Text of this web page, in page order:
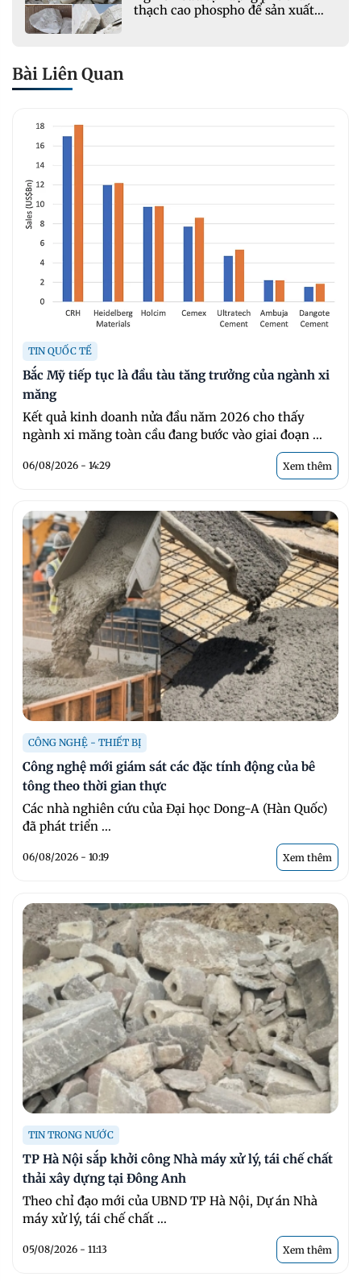
thạch cao phospho để sản xuất
Bài Liên Quan
TIN QUỐC TẾ
Bắc Mỹ tiếp tục là đầu tàu tăng trưởng của ngành xi
măng
Kết quả kinh doanh nửa đầu năm 2026 cho thấy
ngành xi măng toàn cầu đang bước vào giai đoạn ...
06/08/2026 - 14:29 Xem thêm
CÔNG NGHỆ - THIẾT BỊ
Công nghệ mới giám sát các đặc tính động của bê
tông theo thời gian thực
Các nhà nghiên cứu của Đại học Dong-A (Hàn Quốc)
đã phát triển ...
06/08/2026 - 10:19 Xem thêm
TIN TRONG NƯỚC
TP Hà Nội sắp khởi công Nhà máy xử lý, tái chế chất
thải xây dựng tại Đông Anh
Theo chỉ đạo mới của UBND TP Hà Nội, Dự án Nhà
máy xử lý, tái chế chất ...
05/08/2026 - 11:13 Xem thêm